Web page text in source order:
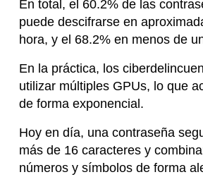
En total, el 60.2% de las
puede descifrarse en
hora, y el 68.2% en menos de
En la práctica, los
utilizar múltiples GPUs, lo que
de forma exponencial.
Hoy en día, una contraseña
más de 16 caracteres y
números y símbolos de forma